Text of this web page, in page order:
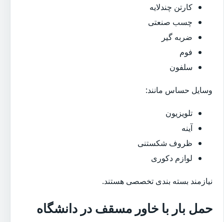
کارتن چندلایه
چسب صنعتی
ضربه گیر
فوم
سلفون
وسایل حساس مانند:
تلویزیون
آینه
ظروف شکستنی
لوازم دکوری
نیازمند بسته بندی تخصصی هستند.
حمل بار با خاور مسقف در دانشگاه